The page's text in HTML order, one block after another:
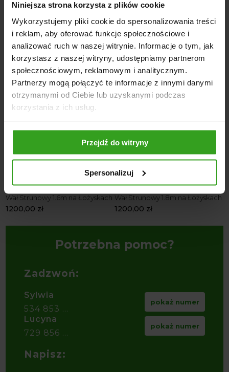
Niniejsza strona korzysta z plików cookie
Wykorzystujemy pliki cookie do spersonalizowania treści
i reklam, aby oferować funkcje społecznościowe i
analizować ruch w naszej witrynie. Informacje o tym, jak
korzystasz z naszej witryny, udostępniamy partnerom
społecznościowym, reklamowym i analitycznym.
Partnerzy mogą połączyć te informacje z innymi danymi
otrzymanymi od Ciebie lub uzyskanymi podczas
korzystania z ich usług.
Przejdź do witryny
Spersonalizuj
Dostępne kolory: Czerwony / Zielony
NASI KLIENCI WYBIERALI RÓWNIEŻ
Wał Strunowy 1.6m na Łożyskach
1200,00 zł
Wał Strunowy 1.8m na Łożyskach
1200,00 zł
Potrzebna pomoc?
Zadzwoń:
Sylwia
534 853 ...
pokaż numer
Lucyna
729 856 ...
pokaż numer
Napisz: